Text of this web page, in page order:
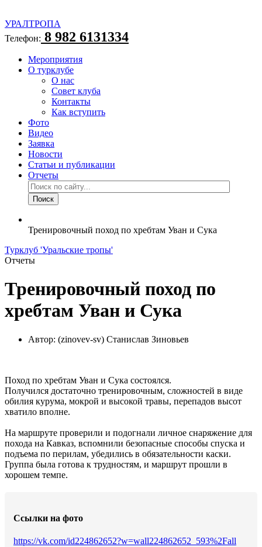
УРАЛТРОПА
Телефон: 8 982 6131334
Мероприятия
О турклубе
О нас
Совет клуба
Контакты
Как вступить
Фото
Видео
Заявка
Новости
Статьи и публикации
Отчеты
Тренировочный поход по хребтам Уван и Сука
Турклуб 'Уральские тропы'
Отчеты
Тренировочный поход по
хребтам Уван и Сука
Автор: (zinovev-sv) Станислав Зиновьев
Поход по хребтам Уван и Сука состоялся.
Получился достаточно тренировочным, сложностей в виде
обилия курума, мокрой и высокой травы, перепадов высот
хватило вполне.
На маршруте проверили и подогнали личное снаряжение для
похода на Кавказ, вспомнили безопасные способы спуска и
подъема по перилам, убедились в обязательности каски.
Группа была готова к трудностям, и маршрут прошли в
хорошем темпе.
Ссылки на фото
https://vk.com/id224862652?w=wall224862652_593%2Fall